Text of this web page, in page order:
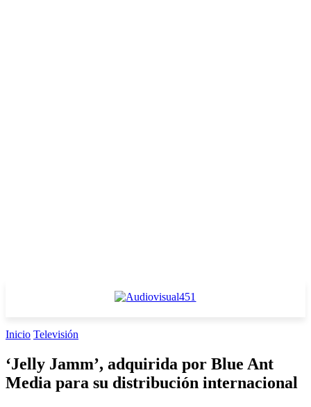
Inicio Televisión
‘Jelly Jamm’, adquirida por Blue Ant
Media para su distribución internacional